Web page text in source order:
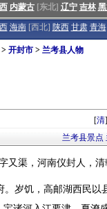
内蒙古[东北] 辽宁 吉林
海南[西北] 陕西 甘肃 青海
开封市> 兰考县人物
[清
兰考县景点
又渠，河南仪封人，清
。岁饥，高邮湖西民以